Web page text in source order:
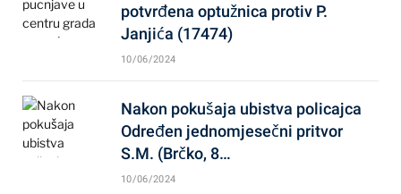
potvrđena optužnica protiv P.
Janjića (17474)
10/06/2024
Nakon pokušaja ubistva policajca
Određen jednomjesečni pritvor
S.M. (Brčko, 8…
10/06/2024